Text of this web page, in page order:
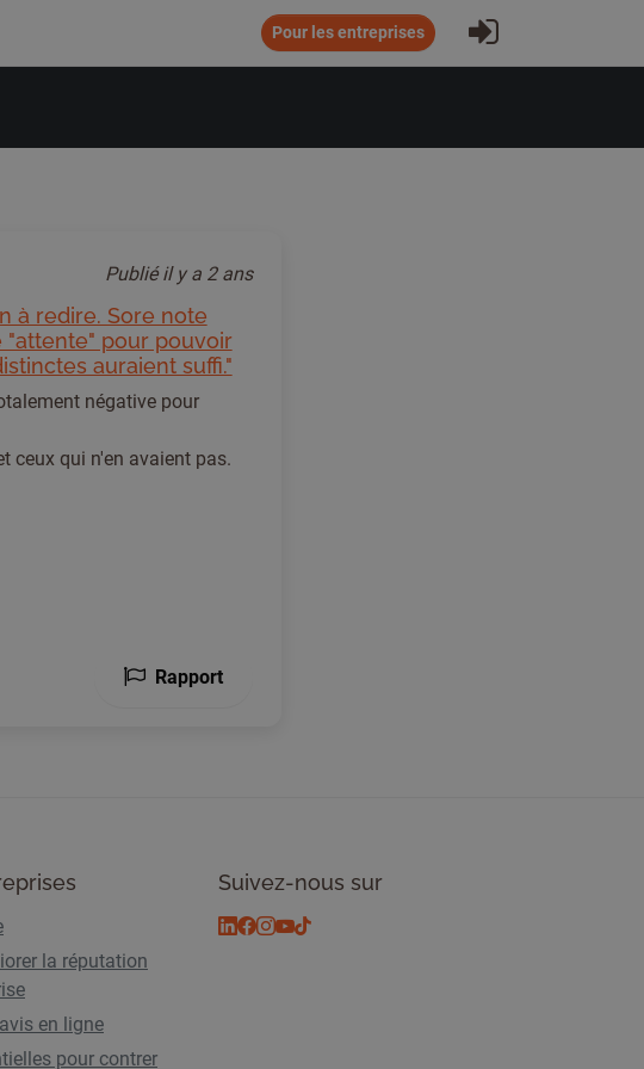
Pour les entreprises S'inscrire
Publiéil y a 2 ans
à redire. Sore note
"attente" pour pouvoir
auraient suffi."
négative pour
ceux qui n'en avaient pas.
Rapport
la réputation
en ligne
pour contrer
Suivez-nous sur